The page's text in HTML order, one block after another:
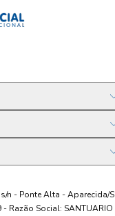
n - Ponte Alta - Aparecida/
- Razão Social: SANTUARIO